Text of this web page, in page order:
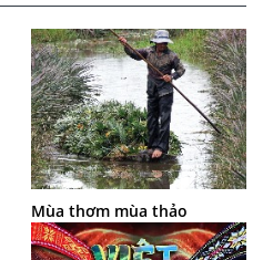
Mùa thơm mùa thảo